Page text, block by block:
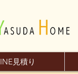
見積り